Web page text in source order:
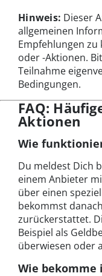
Hinweis: Dieser
allgemeinen
Empfehlungen zu
oder -Aktionen.
Teilnahme
Bedingungen.
FAQ:
Aktionen
Wie
Du meldest Dich
einem Anbieter
über einen
bekommst
zurückerstattet.
Beispiel als
überwiesen oder
Wie bekomme